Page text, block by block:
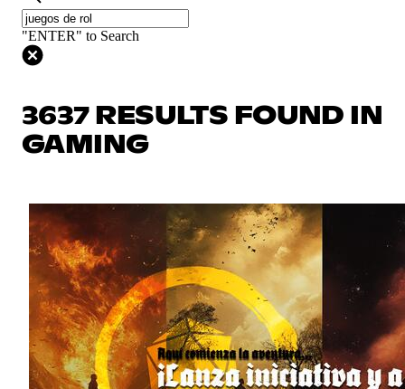
"ENTER" to Search
3637 RESULTS FOUND IN
GAMING